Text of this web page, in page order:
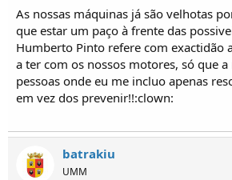
As nossas máquinas já são velhotas
que estar um paço à frente das
Humberto Pinto refere com exactidão
a ter com os nossos motores, só que
pessoas onde eu me incluo apenas
em vez dos prevenir!!:clown:
batrakiu
UMM